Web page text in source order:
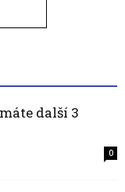
další 3
0